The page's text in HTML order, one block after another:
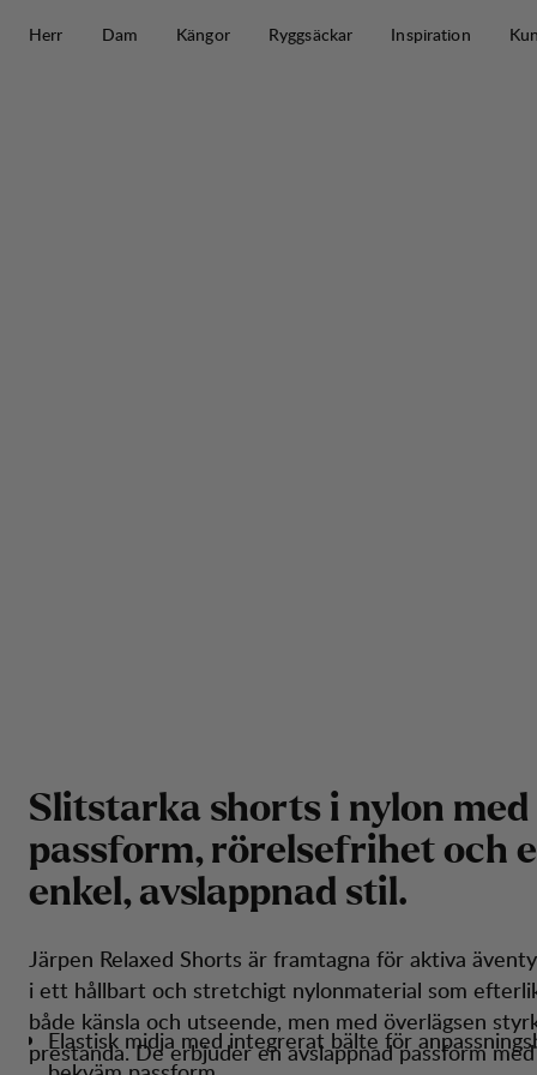
Herr
Dam Kängor Ryggsäckar Inspiration
Slitstarka shorts i nylon med
passform, rörelsefrihet och e
enkel, avslappnad stil.
Järpen Relaxed Shorts är framtagna för aktiva
i ett hållbart och stretchigt nylonmaterial som
både känsla och utseende, men med överlägsen
prestanda. De erbjuder en avslappnad passform
Elastisk midja med integrerat bälte för